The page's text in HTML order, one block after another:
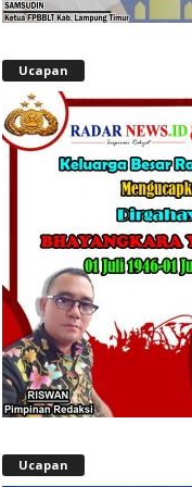
Ucapan
Ucapan